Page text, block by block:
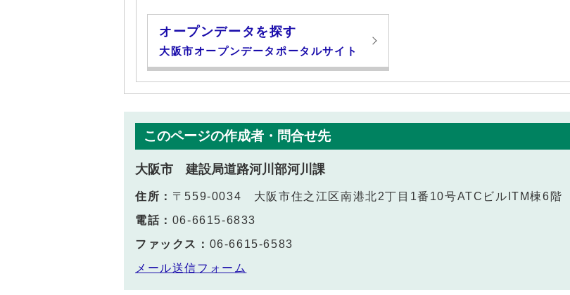
オープンデータを探す
大阪市オープンデータポータルサイト
このページの作成者・問合せ先
大阪市 建設局道路河川部河川課
住所： 〒559-0034 大阪市住之江区南港北2丁目1番10号ATCビルITM棟6階
電話： 06-6615-6833
ファックス： 06-6615-6583
メール送信フォーム